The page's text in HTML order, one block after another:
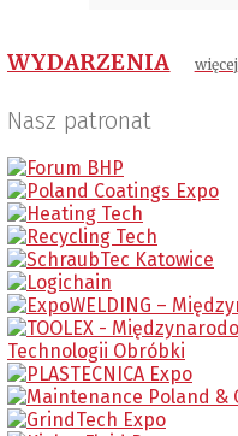
WYDARZENIA więcej
Nasz patronat